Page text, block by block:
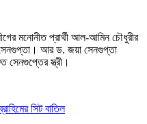
মনোনীত প্রার্থী আল-আমিন চৌধুরীর
সেনগুপ্তা। আর ড. জয়া সেনগুপ্তা
সেনগুপ্তের স্ত্রী।
সিট বাতিল